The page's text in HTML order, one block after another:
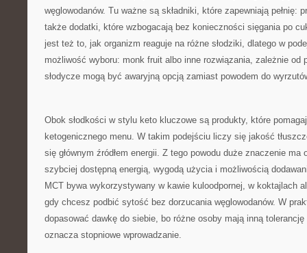
węglowodanów. Tu ważne są składniki, które zapewniają pełnię:
także dodatki, które wzbogacają bez konieczności sięgania po
jest też to, jak organizm reaguje na różne słodziki, dlatego w
możliwość wyboru: monk fruit albo inne rozwiązania, zależnie od
słodycze mogą być awaryjną opcją zamiast powodem do
Obok słodkości w stylu keto kluczowe są produkty, które
ketogenicznego menu. W takim podejściu liczy się jakość
się głównym źródłem energii. Z tego powodu duże znaczenie ma
szybciej dostępną energią, wygodą użycia i możliwością
MCT bywa wykorzystywany w kawie kuloodpornej, w koktajlach
gdy chcesz podbić sytość bez dorzucania węglowodanów. W
dopasować dawkę do siebie, bo różne osoby mają inną
oznacza stopniowe wprowadzanie.